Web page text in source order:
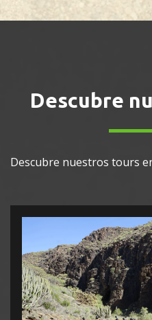
Descubre
Descubre nuestros tours